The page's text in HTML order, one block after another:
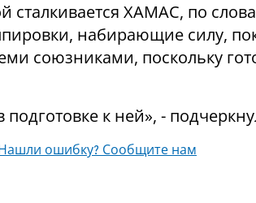
сталкивается ХАМАС, по
набирающие силу,
союзниками, поскольку
к ней», -
Нашли ошибку? Сообщите нам